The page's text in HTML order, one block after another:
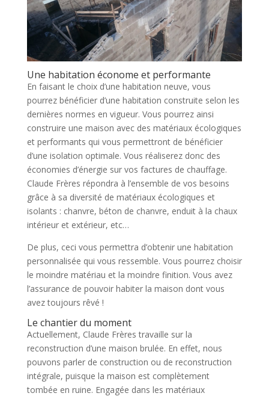
Une habitation économe et performante
En faisant le choix d’une habitation neuve, vous
pourrez bénéficier d’une habitation construite selon les
dernières normes en vigueur. Vous pourrez ainsi
construire une maison avec des matériaux écologiques
et performants qui vous permettront de bénéficier
d’une isolation optimale. Vous réaliserez donc des
économies d’énergie sur vos factures de chauffage.
Claude Frères répondra à l’ensemble de vos besoins
grâce à sa diversité de matériaux écologiques et
isolants : chanvre, béton de chanvre, enduit à la chaux
intérieur et extérieur, etc…
De plus, ceci vous permettra d’obtenir une habitation
personnalisée qui vous ressemble. Vous pourrez choisir
le moindre matériau et la moindre finition. Vous avez
l’assurance de pouvoir habiter la maison dont vous
avez toujours rêvé !
Le chantier du moment
Actuellement, Claude Frères travaille sur la
reconstruction d’une maison brulée. En effet, nous
pouvons parler de construction ou de reconstruction
intégrale, puisque la maison est complètement
tombée en ruine. Engagée dans les matériaux